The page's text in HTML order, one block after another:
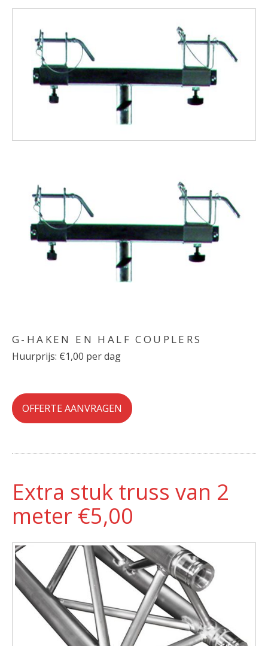
G-HAKEN EN HALF COUPLERS
Huurprijs: €1,00 per dag
OFFERTE AANVRAGEN
Extra stuk truss van 2
meter €5,00